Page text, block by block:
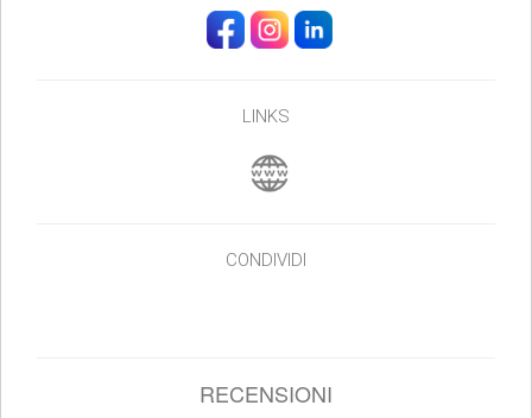
LINKS
CONDIVIDI
RECENSIONI